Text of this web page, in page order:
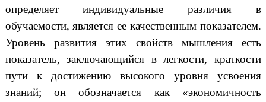
определяет индивидуальные различия в
обучаемости, является ее качественным показателем.
Уровень развития этих свойств мышления есть
показатель, заключающийся в легкости, краткости
пути к достижению высокого уровня усвоения
знаний; он обозначается как «экономичность